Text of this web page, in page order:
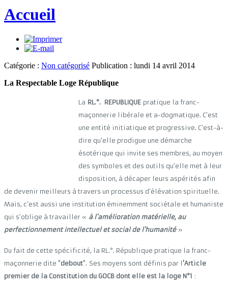
Accueil
Catégorie : Non catégorisé Publication : lundi 14 avril 2014
La Respectable Loge République
La RL.°. REPUBLIQUE pratique la franc-
maçonnerie libérale et a-dogmatique. C’est
une entité initiatique et progressive. C’est-à-
dire qu’elle prodigue une démarche
ésotérique qui invite ses membres, au moyen
des symboles et des outils qu’elle met à leur
disposition, à décaper leurs aspérités afin
de devenir meilleurs à travers un processus d’élévation spirituelle.
Mais, c’est aussi une institution éminemment sociétale et humaniste
qui s’oblige à travailler « à l’amélioration matérielle, au
perfectionnement intellectuel et social de l’humanité»
Du fait de cette spécificité, la RL.°. République pratique la franc-
maçonnerie dite "debout". Ses moyens sont définis par l 'Article
premier de la Constitution du GOCB dont elle est la loge N°1 :